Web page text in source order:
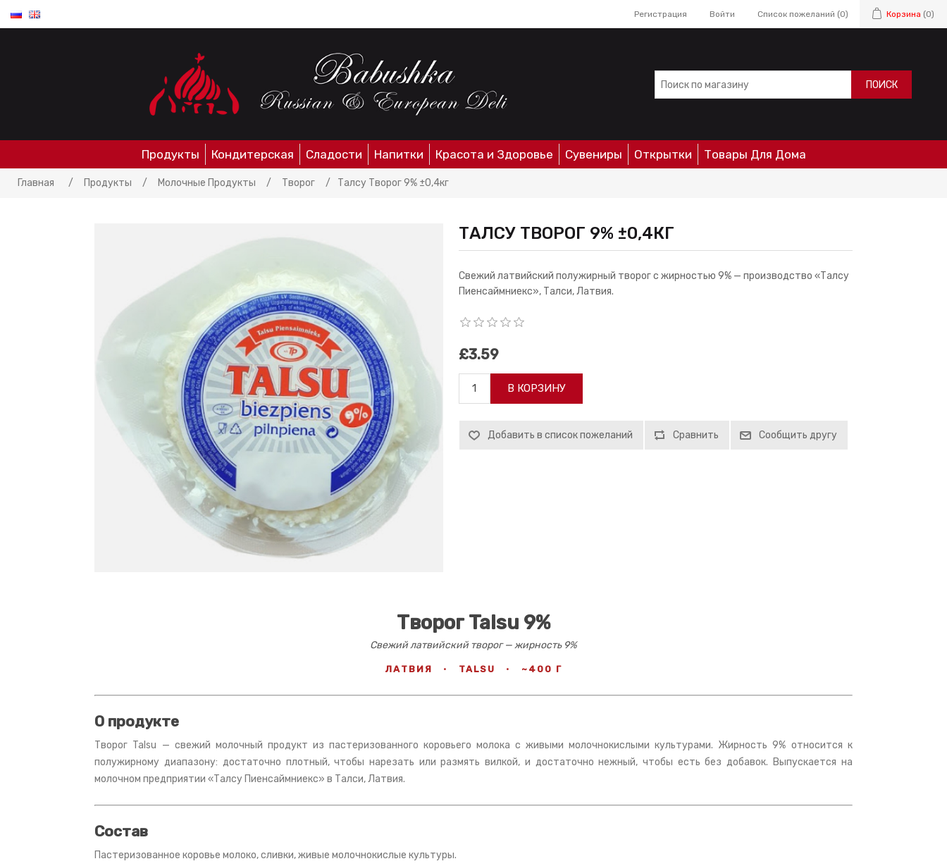
Регистрация Войти Список пожеланий (0) Корзина (0)
ПОИСК
Продукты Кондитерская Сладости Напитки Красота и Здоровье Сувениры Открытки Товары Для Дома
Главная / Продукты / Молочные Продукты / Творог / Талсу Творог 9% ±0,4кг
ТАЛСУ ТВОРОГ 9% ±0,4КГ
Свежий латвийский полужирный творог с жирностью 9% — производство «Талсу
Пиенсаймниекс», Талси, Латвия.
£3.59
В КОРЗИНУ
Добавить в список пожеланий Сравнить Сообщить другу
Творог Talsu 9%
Свежий латвийский творог — жирность 9%
ЛАТВИЯ · TALSU · ~400 Г
О продукте
Творог Talsu — свежий молочный продукт из пастеризованного коровьего молока с живыми молочнокислыми культурами. Жирность 9% относится к
полужирному диапазону: достаточно плотный, чтобы нарезать или размять вилкой, и достаточно нежный, чтобы есть без добавок. Выпускается на
молочном предприятии «Талсу Пиенсаймниекс» в Талси, Латвия.
Состав
Пастеризованное коровье молоко, сливки, живые молочнокислые культуры.